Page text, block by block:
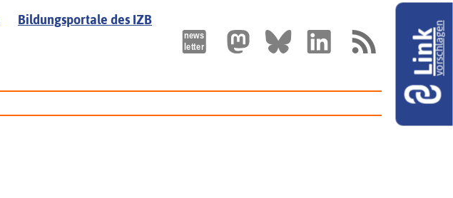
Bildungsportale des IZB
Linkvorschlagen